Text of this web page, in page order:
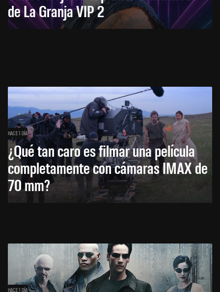
de La Granja VIP 2
HACE 1 DÍA
¿Qué tan caro es filmar una película
completamente con cámaras IMAX de
70 mm?
HACE 1 DÍA